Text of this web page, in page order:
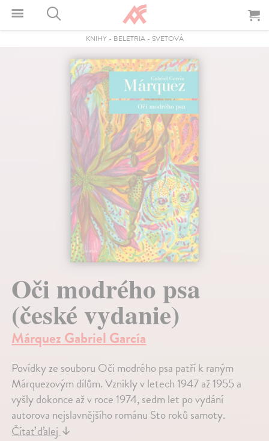
KNIHY- BELETRIA- SVETOVÁ
Oči modrého psa
(české vydanie)
Márquez Gabriel García
Povídky ze souboru Oči modrého psa patří k raným
Márquezovým dílům. Vznikly v letech 1947 až 1955 a
vyšly dokonce až v roce 1974, sedm let po vydání
autorova nejslavnějšího románu Sto roků samoty.
Čítať ďalej↓